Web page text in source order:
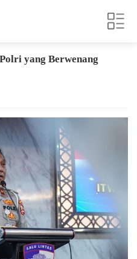
yang Berwenang